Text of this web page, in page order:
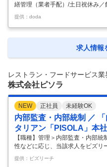
繕管理（業者手配）/土日祝休み
容】 ★未経験歓迎★【秋田市／転
土日祝休み／飲食店を全国99店
歓迎/全国展開の居酒屋「薄利多
活性にも寄与／残業月平均25時
る店舗の修繕対応（業者等の手配
提供：doda
求人情報
レストラン・フードサービス業
株式会社ピソラ
NEW 正社員 未経験OK
内部監査・内部統制 ／
タリアン「PISOLA」本
強固なガバナンス体制を
本格イタリアン」で急成
める責任者へ／リモート
【職種】管理＞内部監査・内部
性などに応じ、当該求人をビズリ
場合があります ■当社について
ドをチェーン展開している会社で
提供：ビズリーチ